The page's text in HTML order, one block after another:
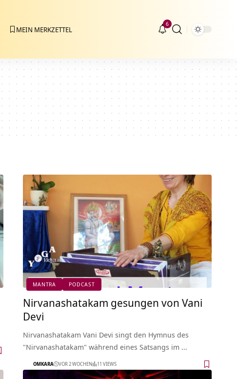
MEIN MERKZETTEL
6
MANTRA PODCAST
Nirvanashatakam gesungen von Vani
Devi
Nirvanashatakam Vani Devi singt den Hymnus des
"Nirvanashatakam" während eines Satsangs im …
OMKARA VOR 2 WOCHEN 11 VIEWS